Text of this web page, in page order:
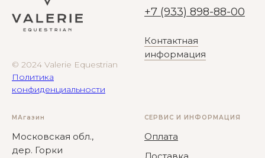
© 2024 Valerie Equestrian
Политика
конфиденциальности
+7 (933) 898-88-00
Контактная
информация
МАгазин
Московская обл.,
дер. Горки
СЕРВИС И ИНФОРМАЦИЯ
Оплата
Доставка